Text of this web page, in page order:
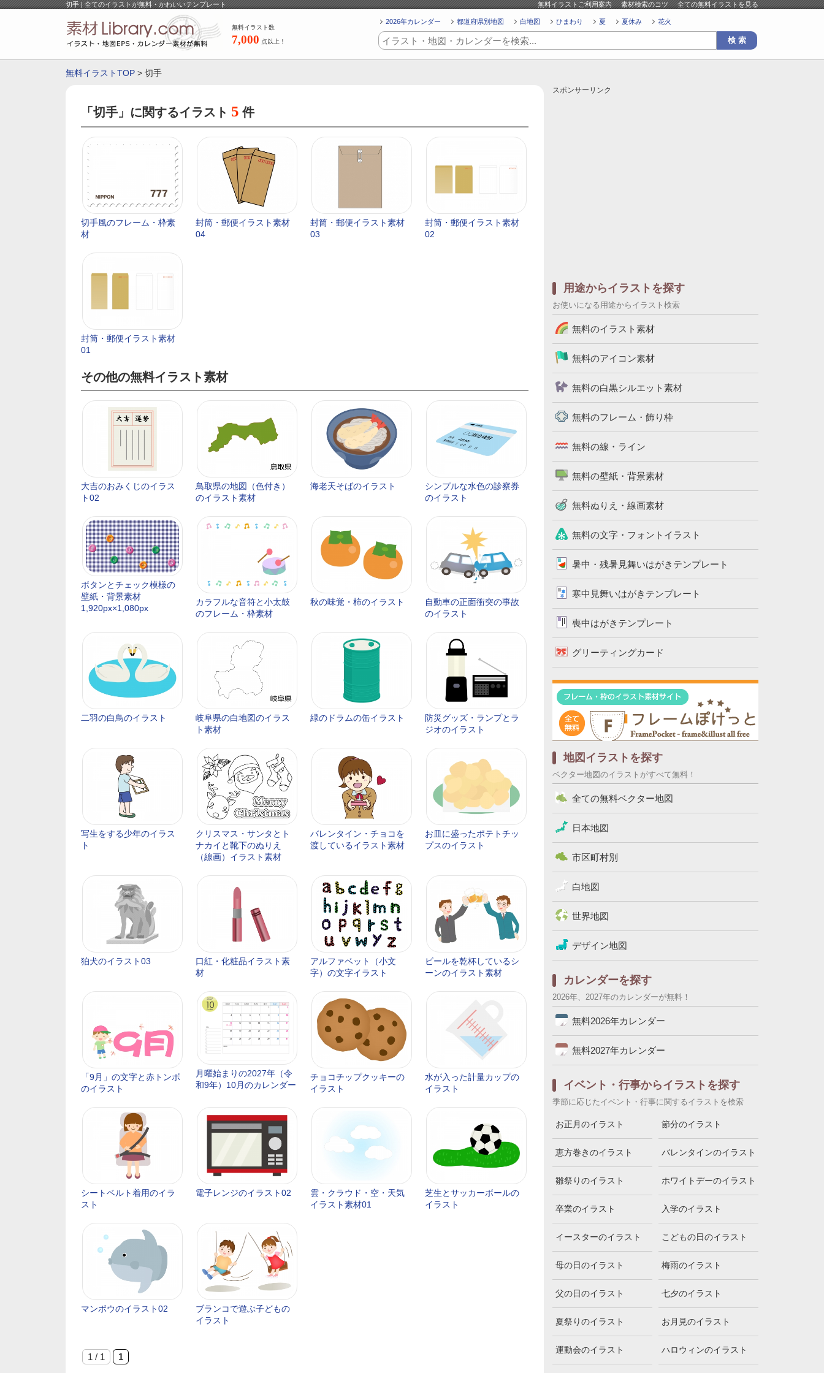
切手 | 全てのイラストが無料・かわいいテンプレート 無料イラストご利用案内 素材検索のコツ 全ての無料イラストを見る
無料イラスト数
7,000 点以上！
2026年カレンダー 都道府県別地図 白地図 ひまわり 夏 夏休み 花火
無料イラストTOP > 切手
「切手」に関するイラスト 5 件
切手風のフレーム・枠素
材
封筒・郵便イラスト素材
04
封筒・郵便イラスト素材
03
封筒・郵便イラスト素材
02
封筒・郵便イラスト素材
01
その他の無料イラスト素材
大吉のおみくじのイラス
ト02
鳥取県の地図（色付き）
のイラスト素材
海老天そばのイラスト
シンプルな水色の診察券
のイラスト
ボタンとチェック模様の
壁紙・背景素材
1,920px×1,080px
カラフルな音符と小太鼓
のフレーム・枠素材
秋の味覚・柿のイラスト
自動車の正面衝突の事故
のイラスト
二羽の白鳥のイラスト
岐阜県の白地図のイラス
ト素材
緑のドラムの缶イラスト
防災グッズ・ランプとラ
ジオのイラスト
写生をする少年のイラス
ト
クリスマス・サンタとト
ナカイと靴下のぬりえ
（線画）イラスト素材
バレンタイン・チョコを
渡しているイラスト素材
お皿に盛ったポテトチッ
プスのイラスト
狛犬のイラスト03
口紅・化粧品イラスト素
材
アルファベット（小文
字）の文字イラスト
ビールを乾杯しているシ
ーンのイラスト素材
「9月」の文字と赤トンボ
のイラスト
月曜始まりの2027年（令
和9年）10月のカレンダー
チョコチップクッキーの
イラスト
水が入った計量カップの
イラスト
シートベルト着用のイラ
スト
電子レンジのイラスト02
雲・クラウド・空・天気
イラスト素材01
芝生とサッカーボールの
イラスト
マンボウのイラスト02
ブランコで遊ぶ子どもの
イラスト
1 / 1 1
スポンサーリンク
用途からイラストを探す
お使いになる用途からイラスト検索
無料のイラスト素材
無料のアイコン素材
無料の白黒シルエット素材
無料のフレーム・飾り枠
無料の線・ライン
無料の壁紙・背景素材
無料ぬりえ・線画素材
無料の文字・フォントイラスト
暑中・残暑見舞いはがきテンプレート
寒中見舞いはがきテンプレート
喪中はがきテンプレート
グリーティングカード
地図イラストを探す
ベクター地図のイラストがすべて無料！
全ての無料ベクター地図
日本地図
市区町村別
白地図
世界地図
デザイン地図
カレンダーを探す
2026年、2027年のカレンダーが無料！
無料2026年カレンダー
無料2027年カレンダー
イベント・行事からイラストを探す
季節に応じたイベント・行事に関するイラストを検索
お正月のイラスト 節分のイラスト
恵方巻きのイラスト バレンタインのイラスト
雛祭りのイラスト ホワイトデーのイラスト
卒業のイラスト 入学のイラスト
イースターのイラスト こどもの日のイラスト
母の日のイラスト 梅雨のイラスト
父の日のイラスト 七夕のイラスト
夏祭りのイラスト お月見のイラスト
運動会のイラスト ハロウィンのイラスト